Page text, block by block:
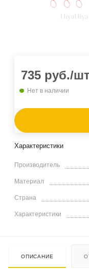
735 руб./шт
Нет в наличии
Характеристики
Производитель
Материал
Страна
Характеристики
ОПИСАНИЕ